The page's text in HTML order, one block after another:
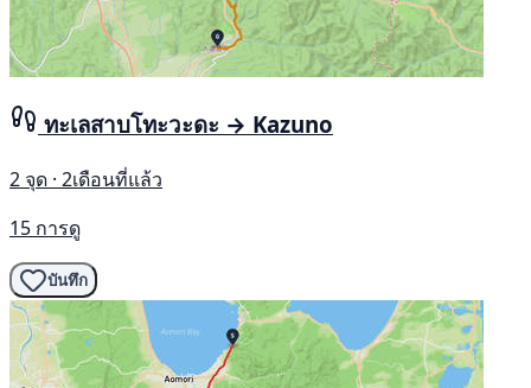
ทะเลสาบโทะวะดะ → Kazuno
2 จุด · 2เดือนที่แล้ว
15 การดู
บันทึก